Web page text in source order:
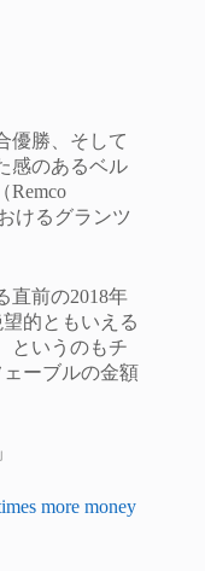
優勝、そして
感のあるベル
Remco
けるグランツ
直前の2018年
的ともいえる
というのもチ
ーブルの金額
more money